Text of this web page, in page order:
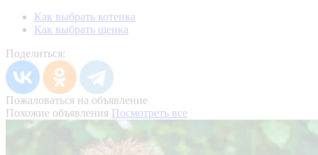
Как выбрать котенка
Как выбрать щенка
Поделиться:
Пожаловаться на объявление
Похожие объявления Посмотреть все